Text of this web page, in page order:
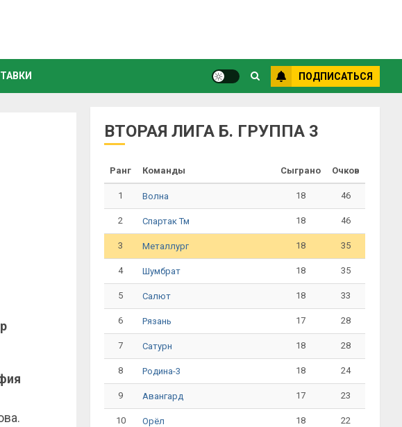
ПОДПИСАТЬСЯ
ВТОРАЯ ЛИГА Б. ГРУППА 3
Ранг Команды Сыграно Очков
1 Волна 18 46
2 Спартак Тм 18 46
3 Металлург 18 35
4 Шумбрат 18 35
5 Салют 18 33
6 Рязань 17 28
7 Сатурн 18 28
8 Родина-3 18 24
9 Авангард 17 23
10 Орёл 18 22